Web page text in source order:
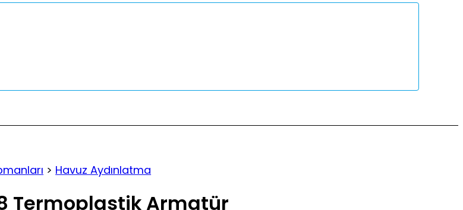
> Havuz Aydınlatma
Termoplastik Armatür